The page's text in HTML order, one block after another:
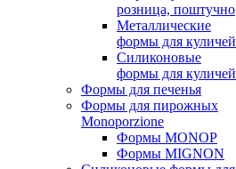
розница, поштучно
Металлические
формы для куличей
Силиконовые
формы для куличей
Формы для печенья
Формы для пирожных
Monoporzione
Формы MONOP
Формы MIGNON